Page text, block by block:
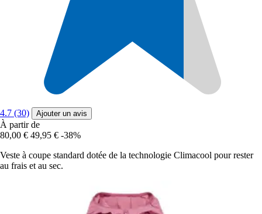
4.7 (30) Ajouter un avis
À partir de
80,00 € 49,95 € -38%
Veste à coupe standard dotée de la technologie Climacool pour rester
au frais et au sec.